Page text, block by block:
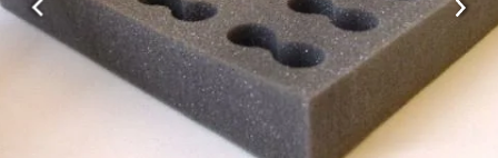
Previous Next